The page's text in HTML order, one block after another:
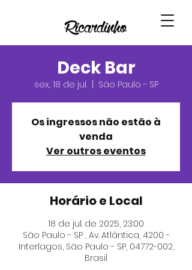
Deck Bar
sex., 18 de jul.
  |
São Paulo - SP
Os ingressos não estão à
venda
Ver outros eventos
Horário e Local
18 de jul. de 2025, 23:00
São Paulo - SP , Av. Atlântica, 4200 -
Interlagos, São Paulo - SP, 04772-002,
Brasil